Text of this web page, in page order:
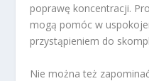
poprawę koncentracji.
mogą pomóc w
przystąpieniem do
Nie można też